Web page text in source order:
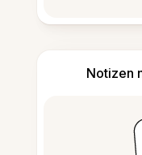
Notizen